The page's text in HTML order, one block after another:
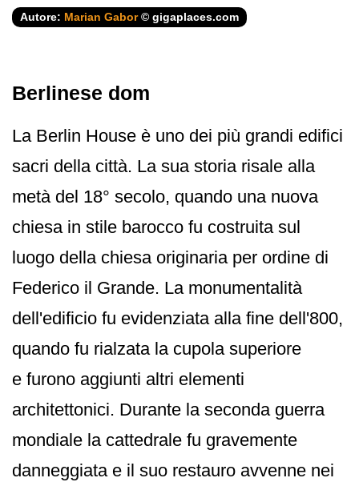
Autore: Marian Gabor© gigaplaces.com
Berlinese dom
La Berlin House è uno dei più grandi edifici
sacri della città. La sua storia risale alla
metà del 18° secolo, quando una nuova
chiesa in stile barocco fu costruita sul
luogo della chiesa originaria per ordine di
Federico il Grande. La monumentalità
dell'edificio fu evidenziata alla fine dell'800,
quando fu rialzata la cupola superiore
e furono aggiunti altri elementi
architettonici. Durante la seconda guerra
mondiale la cattedrale fu gravemente
danneggiata e il suo restauro avvenne nei